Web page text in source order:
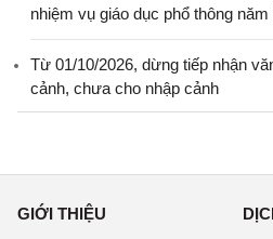
nhiệm vụ giáo dục phổ thông
Từ 01/10/2026, dừng tiếp nhận
cảnh, chưa cho nhập cảnh
GIỚI THIỆU